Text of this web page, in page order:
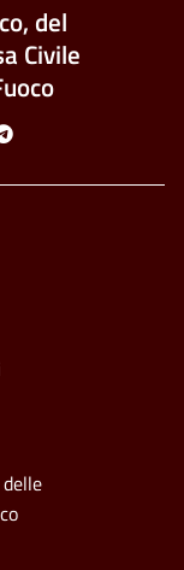
del
Civile
Telegram